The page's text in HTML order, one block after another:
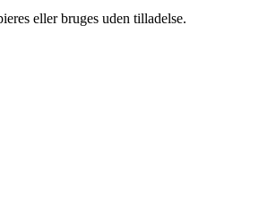
eller bruges uden tilladelse.